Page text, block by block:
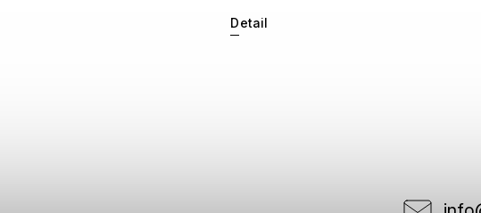
Detail